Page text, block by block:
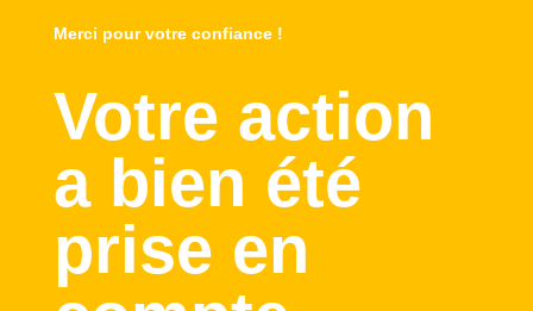
Merci pour votre confiance !
Votre action
a bien été
prise en